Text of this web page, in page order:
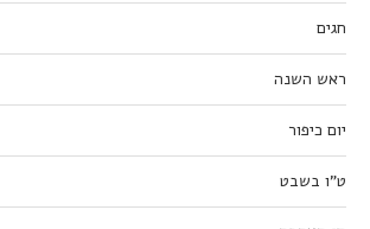
חגים
ראש השנה
יום כיפור
ט”ו בשבט